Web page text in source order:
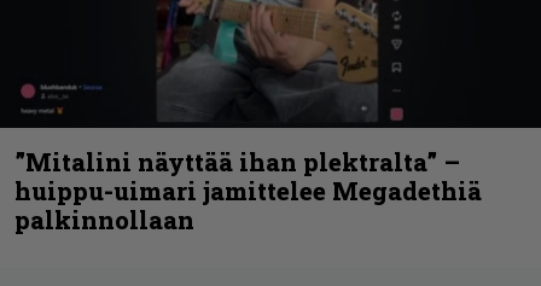
”Mitalini näyttää ihan plektralta” –
huippu-uimari jamittelee Megadethiä
palkinnollaan